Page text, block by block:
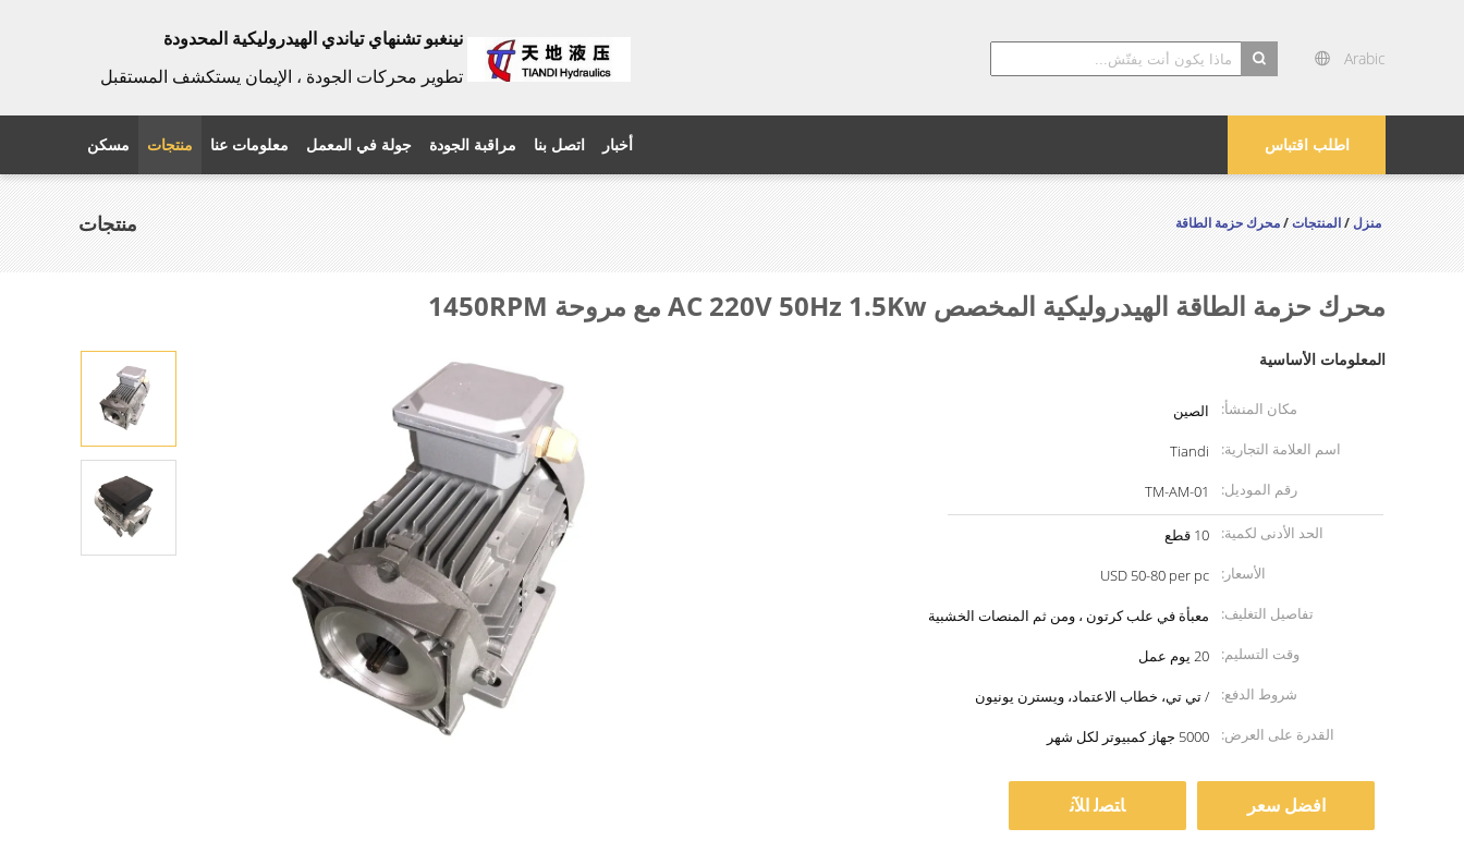
نينغبو تشنهاي تياندي الهيدروليكية المحدودة
تطوير محركات الجودة ، الإيمان يستكشف المستقبل
Arabic
اطلب اقتباس مسكن منتجات معلومات عنا جولة في المعمل مراقبة الجودة اتصل بنا أخبار
منتجات منزل/المنتجات/محرك حزمة الطاقة
محرك حزمة الطاقة الهيدروليكية المخصص AC 220V 50Hz 1.5Kw مع مروحة 1450RPM
المعلومات الأساسية
مكان المنشأ:
الصين
اسم العلامة التجارية:
Tiandi
رقم الموديل:
TM-AM-01
الحد الأدنى لكمية:
10 قطع
الأسعار:
USD 50-80 per pc
تفاصيل التغليف:
معبأة في علب كرتون ، ومن ثم المنصات الخشبية
وقت التسليم:
20 يوم عمل
شروط الدفع:
/ تي تي، خطاب الاعتماد، ويسترن يونيون
القدرة على العرض:
5000 جهاز كمبيوتر لكل شهر
افضل سعر ﺎﺘﺼﻟ ﺍﻶﻧ